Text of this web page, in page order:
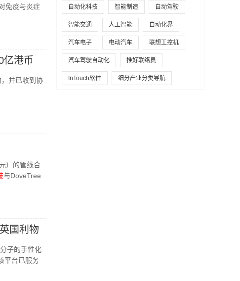
免疫与炎症
亿港币
并已收到协
）的管线合
与DoveTree
国利物
子的手性化
平台已服务
自动化科技 智能制造 自动驾驶
智能交通 人工智能 自动化界
汽车电子 电动汽车 联想工控机
汽车驾驶自动化 推好联络员
InTouch软件 细分产业分类导航